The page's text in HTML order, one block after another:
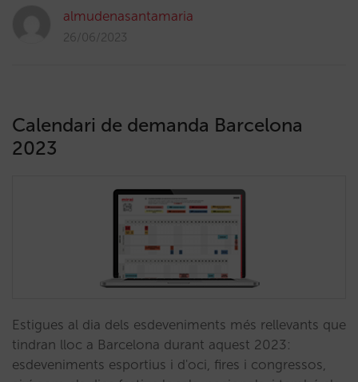
almudenasantamaria
26/06/2023
Calendari de demanda Barcelona
2023
Estigues al dia dels esdeveniments més rellevants que
tindran lloc a Barcelona durant aquest 2023:
esdeveniments esportius i d'oci, fires i congressos,